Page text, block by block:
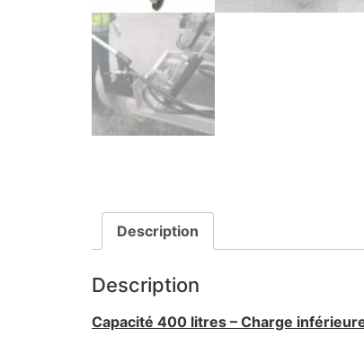
Description
Description
Capacité 400 litres – Charge